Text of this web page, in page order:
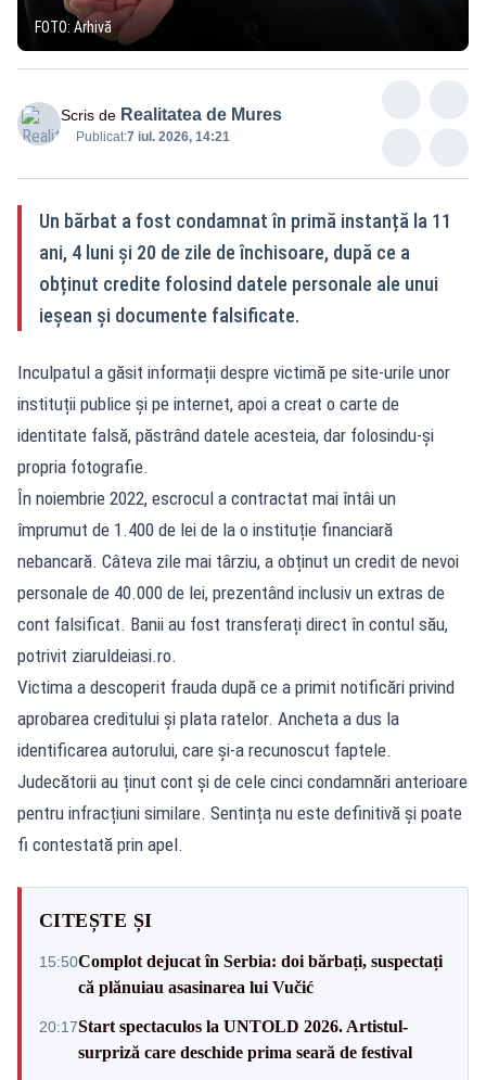
FOTO: Arhivă
Scris de Realitatea de Mures
Publicat:7 iul. 2026, 14:21
Un bărbat a fost condamnat în primă instanță la 11
ani, 4 luni și 20 de zile de închisoare, după ce a
obținut credite folosind datele personale ale unui
ieșean și documente falsificate.
Inculpatul a găsit informații despre victimă pe site-urile unor
instituții publice și pe internet, apoi a creat o carte de
identitate falsă, păstrând datele acesteia, dar folosindu-și
propria fotografie.
În noiembrie 2022, escrocul a contractat mai întâi un
împrumut de 1.400 de lei de la o instituție financiară
nebancară. Câteva zile mai târziu, a obținut un credit de nevoi
personale de 40.000 de lei, prezentând inclusiv un extras de
cont falsificat. Banii au fost transferați direct în contul său,
potrivit ziaruldeiasi.ro.
Victima a descoperit frauda după ce a primit notificări privind
aprobarea creditului și plata ratelor. Ancheta a dus la
identificarea autorului, care și-a recunoscut faptele.
Judecătorii au ținut cont și de cele cinci condamnări anterioare
pentru infracțiuni similare. Sentința nu este definitivă și poate
fi contestată prin apel.
CITEȘTE ȘI
15:50Complot dejucat în Serbia: doi bărbați, suspectați
că plănuiau asasinarea lui Vučić
20:17Start spectaculos la UNTOLD 2026. Artistul-
surpriză care deschide prima seară de festival